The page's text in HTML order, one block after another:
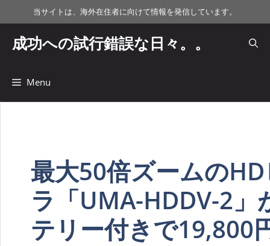
ン
当サイトは、海外在住者に向けて情報を発信しています。
成功への試行錯誤な日々。。
Menu
最大50倍ズームの
ラ「UMA-HDDV-2」
テリー付きで19,800